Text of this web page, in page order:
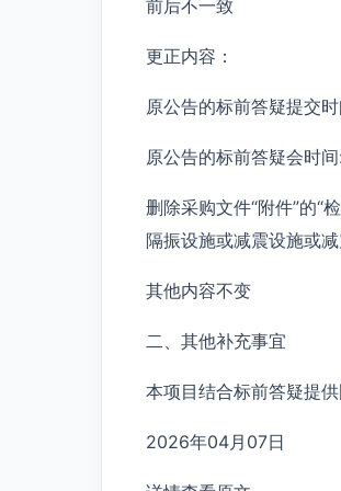
前后不一致
更正内容：
原公告的标前答疑提交
原公告的标前答疑会时
删除采购文件“附件”的“
隔振设施或减震设施或
其他内容不变
二、其他补充事宜
本项目结合标前答疑提
2026年04月07日